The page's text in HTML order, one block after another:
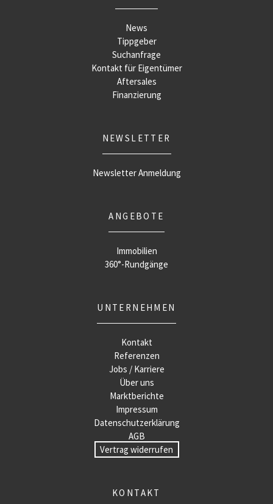
News
Tippgeber
Suchanfrage
Kontakt für Eigentümer
Aftersales
Finanzierung
NEWSLETTER
Newsletter Anmeldung
ANGEBOTE
Immobilien
360°-Rundgänge
UNTERNEHMEN
Kontakt
Referenzen
Jobs / Karriere
Über uns
Marktberichte
Impressum
Datenschutzerklärung
AGB
Vertrag widerrufen
KONTAKT